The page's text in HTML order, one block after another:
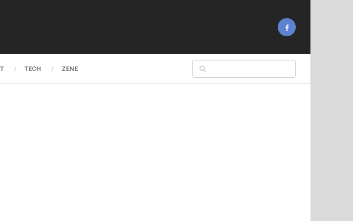
TECH ZENE